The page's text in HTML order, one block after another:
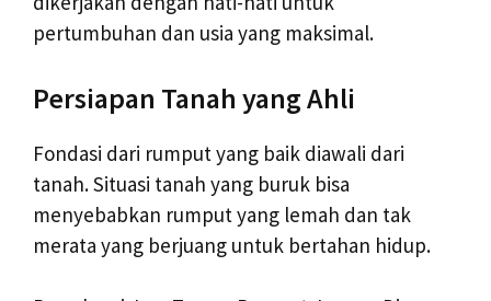
pertumbuhan dan usia yang maksimal.
Persiapan Tanah yang Ahli
Fondasi dari rumput yang baik diawali dari
tanah. Situasi tanah yang buruk bisa
menyebabkan rumput yang lemah dan tak
merata yang berjuang untuk bertahan hidup.